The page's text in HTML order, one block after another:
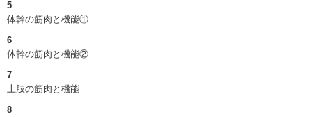
5
体幹の筋肉と機能①
6
体幹の筋肉と機能②
7
上肢の筋肉と機能
8